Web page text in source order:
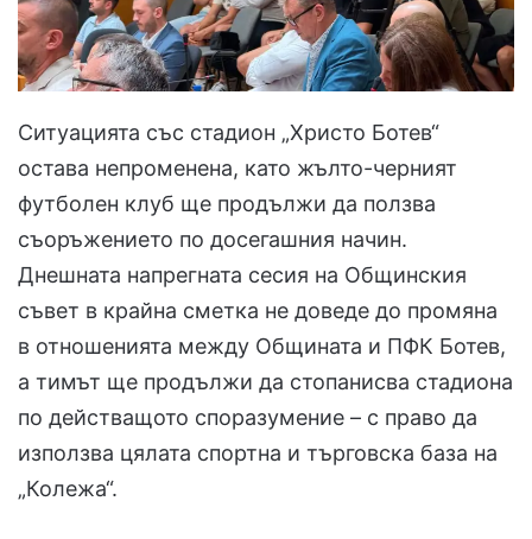
Ситуацията със стадион „Христо Ботев“
остава непроменена, като жълто-черният
футболен клуб ще продължи да ползва
съоръжението по досегашния начин.
Днешната напрегната сесия на Общинския
съвет в крайна сметка не доведе до промяна
в отношенията между Общината и ПФК Ботев,
а тимът ще продължи да стопанисва стадиона
по действащото споразумение – с право да
използва цялата спортна и търговска база на
„Колежа“.